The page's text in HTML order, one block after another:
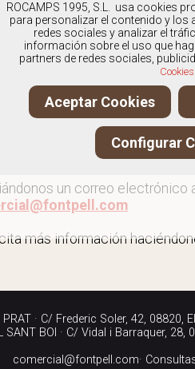
especialistas en Mocasines
más mocasines de mujer
más información
040
un correo electrónico
más información
PRAT · C/ Frederic Soler, 42, 08820,
SANT BOI · C/ Vidal i Barraquer, 28,
comercial@fontpell.com·
ROCAMPS 1995, S.L. usa cookies
para personalizar el contenido y
redes sociales y analizar el
información sobre el uso que
partners de redes sociales,
Cookies.
Aceptar Cookies
Configurar